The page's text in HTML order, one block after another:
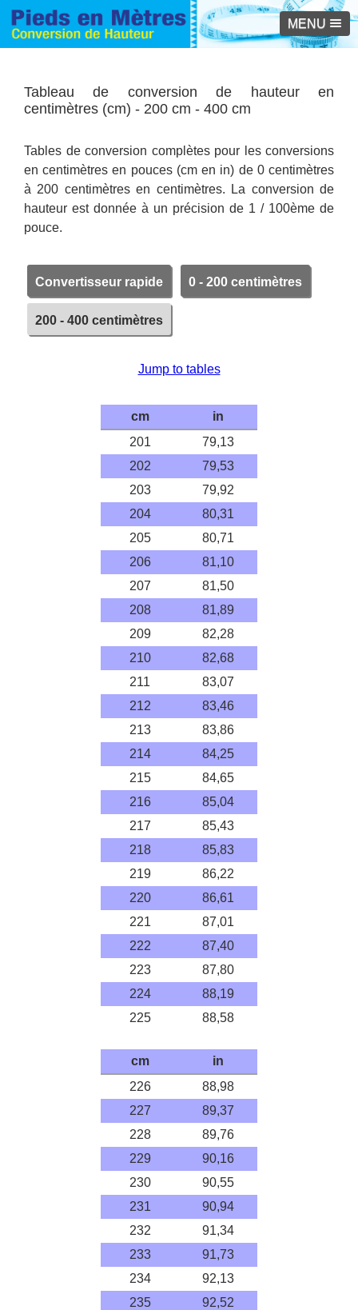
MENU
Tableau de conversion de hauteur en
centimètres (cm) - 200 cm - 400 cm
Tables de conversion complètes pour les conversions
en centimètres en pouces (cm en in) de 0 centimètres
à 200 centimètres en centimètres. La conversion de
hauteur est donnée à un précision de 1 / 100ème de
pouce.
Convertisseur rapide 0 - 200 centimètres
200 - 400 centimètres
Jump to tables
cm
in
201
79,13
202
79,53
203
79,92
204
80,31
205
80,71
206
81,10
207
81,50
208
81,89
209
82,28
210
82,68
211
83,07
212
83,46
213
83,86
214
84,25
215
84,65
216
85,04
217
85,43
218
85,83
219
86,22
220
86,61
221
87,01
222
87,40
223
87,80
224
88,19
225
88,58
cm
in
226
88,98
227
89,37
228
89,76
229
90,16
230
90,55
231
90,94
232
91,34
233
91,73
234
92,13
235
92,52